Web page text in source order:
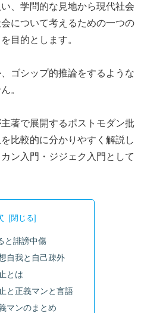
、学問的な見地から現代社会
について考えるための一つの
目的とします。
ゴシップ的推論をするような
。
著で展開するポストモダン批
比較的に分かりやすく解説し
ン入門・ジジェク入門として
と誹謗中傷
自我と自己疎外
とは
と正義マンと言語
マンのまとめ